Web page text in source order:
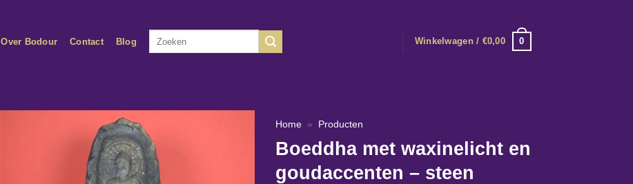
Over Bodour Contact Blog Winkelwagen / €0,00 0
Home » Producten
Boeddha met waxinelicht en
goudaccenten – steen